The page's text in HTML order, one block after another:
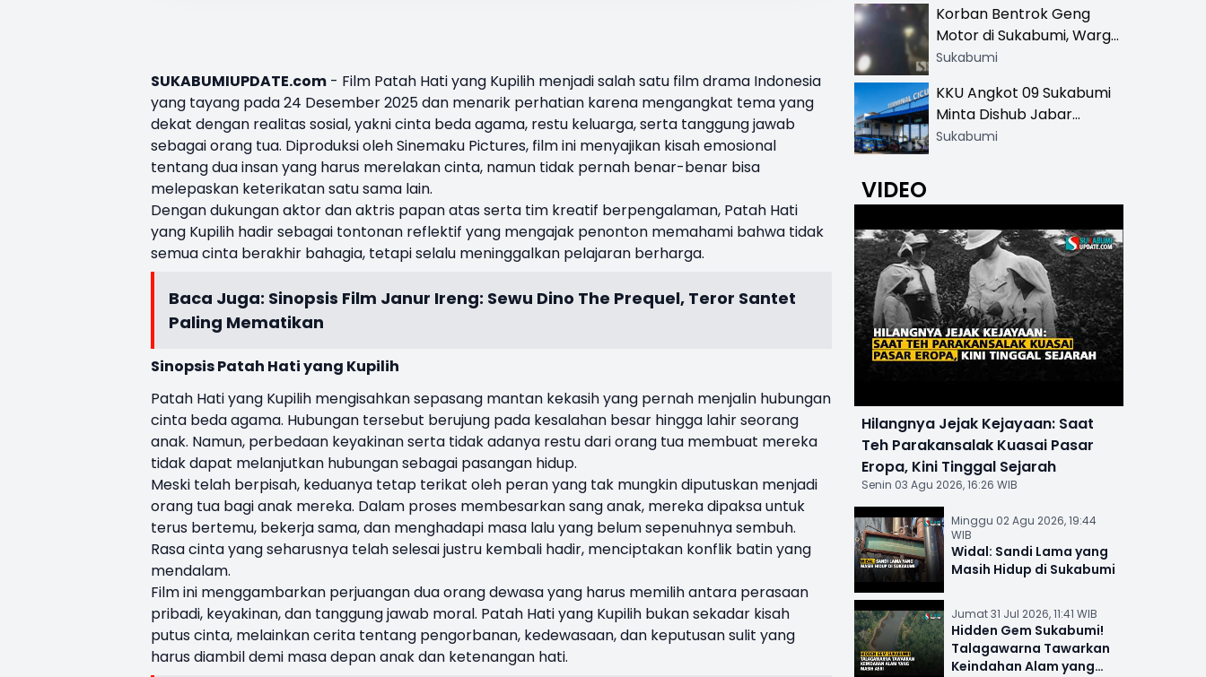
SUKABUMIUPDATE.com - Film Patah Hati yang Kupilih menjadi salah satu film drama Indonesia
yang tayang pada 24 Desember 2025 dan menarik perhatian karena mengangkat tema yang
dekat dengan realitas sosial, yakni cinta beda agama, restu keluarga, serta tanggung jawab
sebagai orang tua. Diproduksi oleh Sinemaku Pictures, film ini menyajikan kisah emosional
tentang dua insan yang harus merelakan cinta, namun tidak pernah benar-benar bisa
melepaskan keterikatan satu sama lain.
Dengan dukungan aktor dan aktris papan atas serta tim kreatif berpengalaman, Patah Hati
yang Kupilih hadir sebagai tontonan reflektif yang mengajak penonton memahami bahwa tidak
semua cinta berakhir bahagia, tetapi selalu meninggalkan pelajaran berharga.
Baca Juga: Sinopsis Film Janur Ireng: Sewu Dino The Prequel, Teror Santet
Paling Mematikan
SinopsisPatah Hati yang Kupilih
Patah Hati yang Kupilih mengisahkan sepasang mantan kekasih yang pernah menjalin hubungan
cinta beda agama. Hubungan tersebut berujung pada kesalahan besar hingga lahir seorang
anak. Namun, perbedaan keyakinan serta tidak adanya restu dari orang tua membuat mereka
tidak dapat melanjutkan hubungan sebagai pasangan hidup.
Meski telah berpisah, keduanya tetap terikat oleh peran yang tak mungkin diputuskan menjadi
orang tua bagi anak mereka. Dalam proses membesarkan sang anak, mereka dipaksa untuk
terus bertemu, bekerja sama, dan menghadapi masa lalu yang belum sepenuhnya sembuh.
Rasa cinta yang seharusnya telah selesai justru kembali hadir, menciptakan konflik batin yang
mendalam.
Film ini menggambarkan perjuangan dua orang dewasa yang harus memilih antara perasaan
pribadi, keyakinan, dan tanggung jawab moral. Patah Hati yang Kupilih bukan sekadar kisah
putus cinta, melainkan cerita tentang pengorbanan, kedewasaan, dan keputusan sulit yang
harus diambil demi masa depan anak dan ketenangan hati.
Korban Bentrok Geng
Motor di Sukabumi, Warga
dan Sopir Tangki
Sukabumi
KKU Angkot 09 Sukabumi
Minta Dishub Jabar
Tertibkan Trayek Ciawi-
Sukabumi
VIDEO
Hilangnya Jejak Kejayaan: Saat
Teh Parakansalak Kuasai Pasar
Eropa, Kini Tinggal Sejarah
Senin 03 Agu 2026, 16:26 WIB
Minggu 02 Agu 2026, 19:44
WIB
Widal: Sandi Lama yang
Masih Hidup di Sukabumi
Jumat 31 Jul 2026, 11:41 WIB
Hidden Gem Sukabumi!
Talagawarna Tawarkan
Keindahan Alam yang